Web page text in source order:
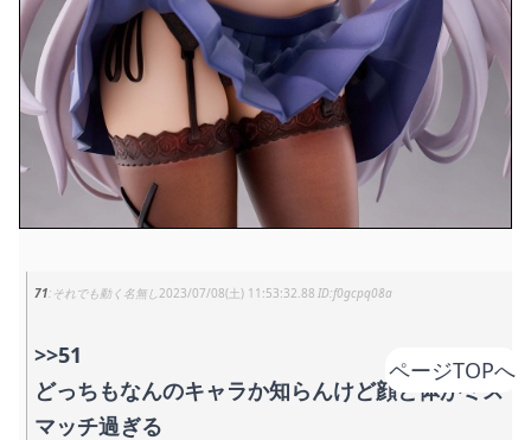
71 それでも動く名無し2023/07/08(土) 11:53:32.88 f0gcpq08a
>>51
どっちもなんのキャラか知らんけど顔と体がミス
マッチ過ぎる
ページTOPへ